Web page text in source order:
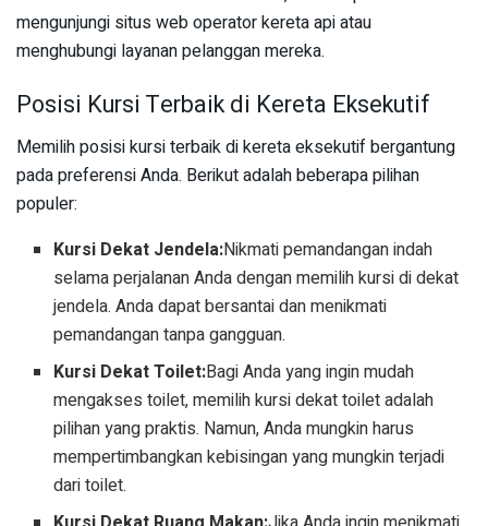
mengunjungi situs web operator kereta api atau
menghubungi layanan pelanggan mereka.
Posisi Kursi Terbaik di Kereta Eksekutif
Memilih posisi kursi terbaik di kereta eksekutif bergantung
pada preferensi Anda. Berikut adalah beberapa pilihan
populer:
Kursi Dekat Jendela:Nikmati pemandangan indah
selama perjalanan Anda dengan memilih kursi di dekat
jendela. Anda dapat bersantai dan menikmati
pemandangan tanpa gangguan.
Kursi Dekat Toilet:Bagi Anda yang ingin mudah
mengakses toilet, memilih kursi dekat toilet adalah
pilihan yang praktis. Namun, Anda mungkin harus
mempertimbangkan kebisingan yang mungkin terjadi
dari toilet.